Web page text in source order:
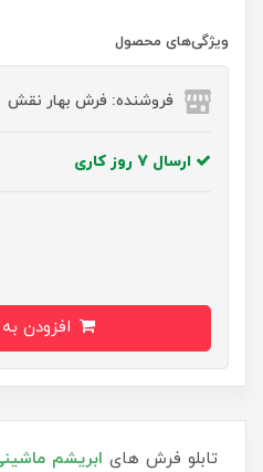
ویژگی‌های محصول
فروشنده: فرش بهار نقش
ارسال 7 روز کاری
تابلو فرش های ابریشم